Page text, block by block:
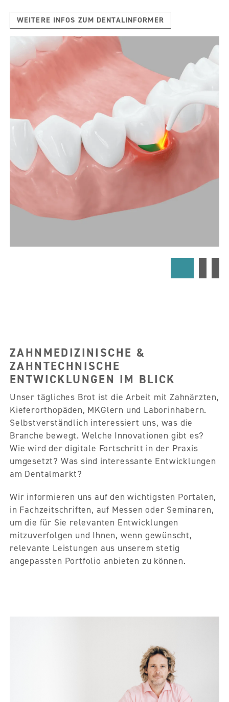
WEITERE INFOS ZUM DENTALINFORMER
ZAHNMEDIZINISCHE &
ZAHNTECHNISCHE
ENTWICKLUNGEN IM BLICK
Unser tägliches Brot ist die Arbeit mit Zahnärzten,
Kieferorthopäden, MKGlern und Laborinhabern.
Selbstverständlich interessiert uns, was die
Branche bewegt. Welche Innovationen gibt es?
Wie wird der digitale Fortschritt in der Praxis
umgesetzt? Was sind interessante Entwicklungen
am Dentalmarkt?
Wir informieren uns auf den wichtigsten Portalen,
in Fachzeitschriften, auf Messen oder Seminaren,
um die für Sie relevanten Entwicklungen
mitzuverfolgen und Ihnen, wenn gewünscht,
relevante Leistungen aus unserem stetig
angepassten Portfolio anbieten zu können.